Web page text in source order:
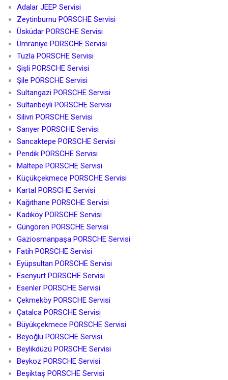
Adalar JEEP Servisi
Zeytinburnu PORSCHE Servisi
Üsküdar PORSCHE Servisi
Ümraniye PORSCHE Servisi
Tuzla PORSCHE Servisi
Şişli PORSCHE Servisi
Şile PORSCHE Servisi
Sultangazi PORSCHE Servisi
Sultanbeyli PORSCHE Servisi
Silivri PORSCHE Servisi
Sarıyer PORSCHE Servisi
Sancaktepe PORSCHE Servisi
Pendik PORSCHE Servisi
Maltepe PORSCHE Servisi
Küçükçekmece PORSCHE Servisi
Kartal PORSCHE Servisi
Kağıthane PORSCHE Servisi
Kadıköy PORSCHE Servisi
Güngören PORSCHE Servisi
Gaziosmanpaşa PORSCHE Servisi
Fatih PORSCHE Servisi
Eyüpsultan PORSCHE Servisi
Esenyurt PORSCHE Servisi
Esenler PORSCHE Servisi
Çekmeköy PORSCHE Servisi
Çatalca PORSCHE Servisi
Büyükçekmece PORSCHE Servisi
Beyoğlu PORSCHE Servisi
Beylikdüzü PORSCHE Servisi
Beykoz PORSCHE Servisi
Beşiktaş PORSCHE Servisi